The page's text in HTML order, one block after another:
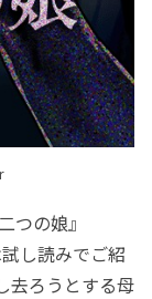
の娘』
し読みでご紹
去ろうとする母